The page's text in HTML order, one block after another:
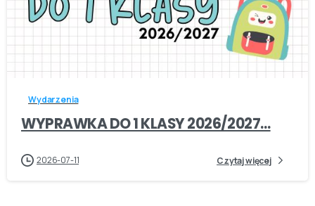
-
Wydarzenia
WYPRAWKA DO 1 KLASY 2026/2027…
2026-07-11 Czytaj więcej